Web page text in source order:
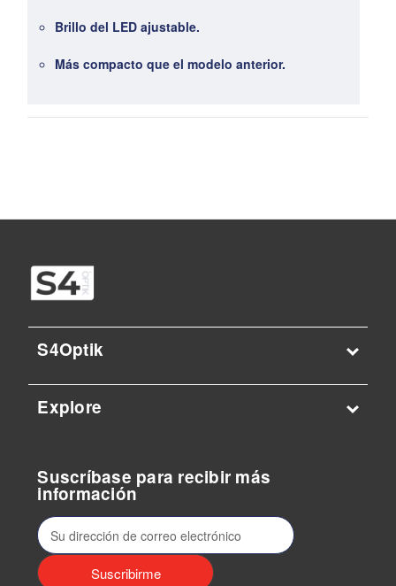
Brillo del LED ajustable.
Más compacto que el modelo anterior.
S4Optik
Explore
Suscríbase para recibir más
información
D
i
r